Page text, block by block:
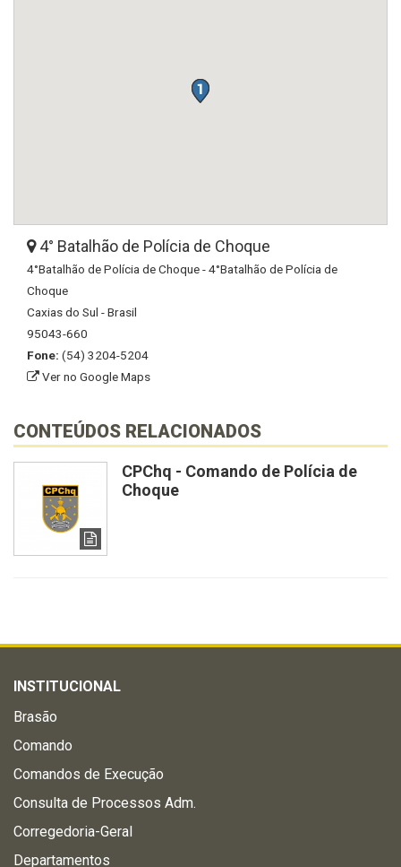
4° Batalhão de Polícia de Choque
4°Batalhão de Polícia de Choque - 4°Batalhão de Polícia de
Choque
Caxias do Sul - Brasil
95043-660
Fone: (54) 3204-5204
Ver no Google Maps
CONTEÚDOS RELACIONADOS
CPChq - Comando de Polícia de
Choque
INSTITUCIONAL
Brasão
Comando
Comandos de Execução
Consulta de Processos Adm.
Corregedoria-Geral
Departamentos